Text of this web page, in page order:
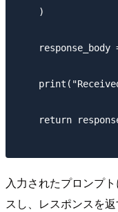
    )
response_body
return
入力されたプロンプ
スし、レスポンスを